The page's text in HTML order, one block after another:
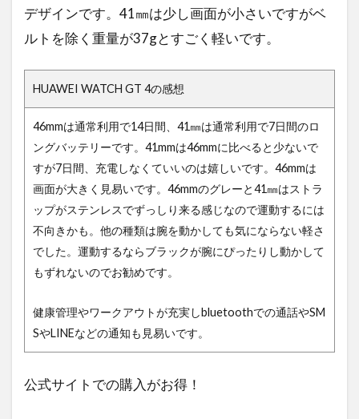
デザインです。41㎜は少し画面が小さいですがベ
ルトを除く重量が37gとすごく軽いです。
HUAWEI WATCH GT 4の感想
46mmは通常利用で14日間、41㎜は通常利用で7日間のロ
ングバッテリーです。41mmは46mmに比べると少ないで
すが7日間、充電しなくていいのは嬉しいです。46mmは
画面が大きく見易いです。46mmのグレーと41㎜はストラ
ップがステンレスでずっしり来る感じなので運動するには
不向きかも。他の種類は腕を動かしても気にならない軽さ
でした。運動するならブラックが腕にぴったりし動かして
もずれないのでお勧めです。
健康管理やワークアウトが充実しbluetoothでの通話やSM
SやLINEなどの通知も見易いです。
公式サイトでの購入がお得！